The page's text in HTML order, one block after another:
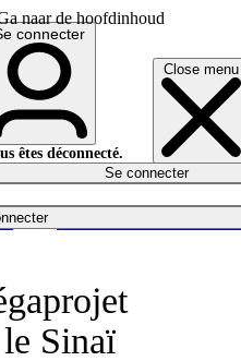
naar de hoofdinhoud
Close menu
connecter
êtes déconnecté.
Se connecter
Sinaï